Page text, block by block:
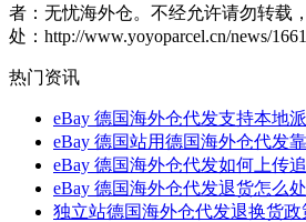
者：无忧海外仓。不经允许请勿转载
处：http://www.yoyoparcel.cn/news/
热门资讯
eBay 德国海外仓代发支持本地
eBay 德国站用德国海外仓代发
eBay 德国海外仓代发如何上传
eBay 德国海外仓代发退货怎么
独立站德国海外仓代发退换货政